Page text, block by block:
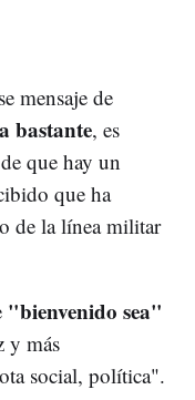
mensaje de
bastante, es
que hay un
que ha
de la línea militar
"bienvenido sea"
y más
social, política".